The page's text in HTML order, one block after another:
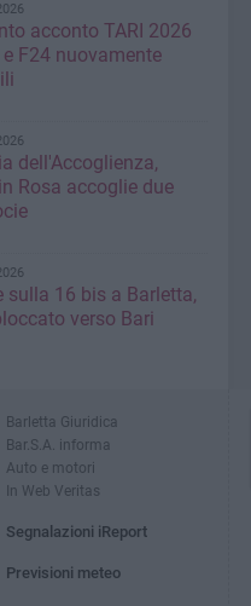
acconto TARI 2026
e F24 nuovamente
dell'Accoglienza,
Rosa accoglie due
sulla 16 bis a Barletta,
verso Bari
Barletta Giuridica
Bar.S.A. informa
Auto e motori
In Web Veritas
Segnalazioni iReport
Previsioni meteo